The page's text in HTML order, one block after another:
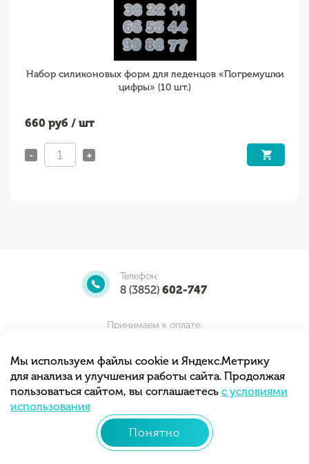
Набор силиконовых форм для леденцов «Погремушки
цифры» (10 шт.)
660 руб / шт
- +
Телефон:
8 (3852) 602-747
© 2013 - 2026 «Тортиточка»
Разработка сайта –
Мы принимаем заказы круглосуточно.
Принимаем к оплате:
Мы используем файлы cookie и Яндекс.Метрику
для анализа и улучшения работы сайта. Продолжая
пользоваться сайтом, вы соглашаетесь с условиями
использования
Понятно